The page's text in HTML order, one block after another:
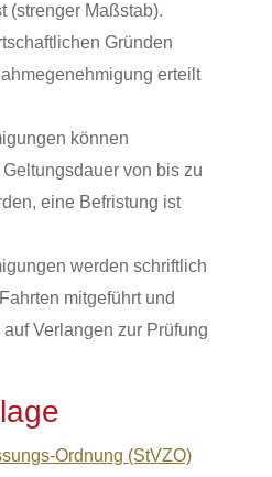
(strenger Maßstab).
Gründen
erteilt
können
von bis zu
eine Befristung ist
werden schriftlich
mitgeführt und
Verlangen zur Prüfung
Ordnung (StVZO)